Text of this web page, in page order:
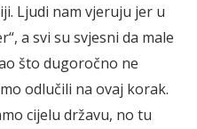
Ljudi nam vjeruju jer u
a svi su svjesni da male
što dugoročno ne
odlučili na ovaj korak.
cijelu državu, no tu